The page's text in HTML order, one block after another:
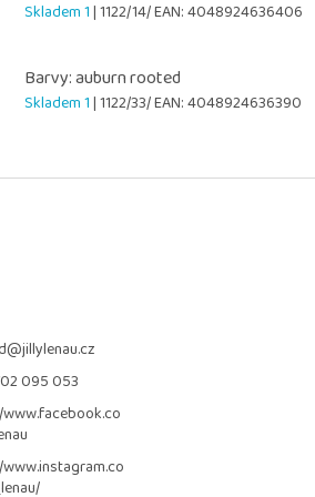
Skladem 1| 1122/14/EAN:4048924636406
Barvy: auburn rooted
Skladem 1| 1122/33/EAN:4048924636390
@jillylenau.cz
095 053